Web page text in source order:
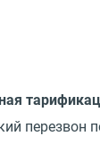
перезвон